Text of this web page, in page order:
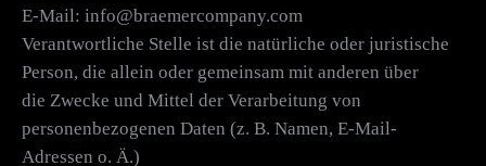
E-Mail: info@braemercompany.com
Verantwortliche Stelle ist die natürliche oder juristische
Person, die allein oder gemeinsam mit anderen über
die Zwecke und Mittel der Verarbeitung von
personenbezogenen Daten (z. B. Namen, E-Mail-
Adressen o. Ä.)